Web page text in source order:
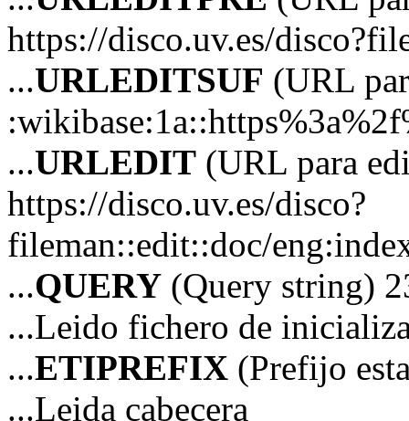
https://disco.uv.es/
...URLEDITSUF (URL
...URLEDIT (URL para
https://disco.uv.es/disco?
fileman::edit::doc/
...QUERY (Query string)
...Leido fichero de
...ETIPREFIX (Prefijo
...Leida cabecera